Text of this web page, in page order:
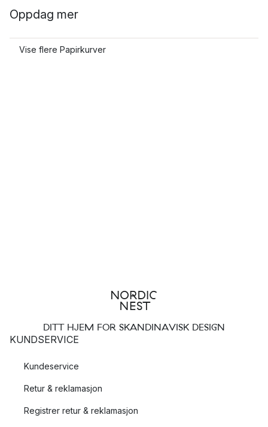
Oppdag mer
Vise flere Papirkurver
DITT HJEM FOR SKANDINAVISK DESIGN
KUNDSERVICE
Kundeservice
Retur & reklamasjon
Registrer retur & reklamasjon